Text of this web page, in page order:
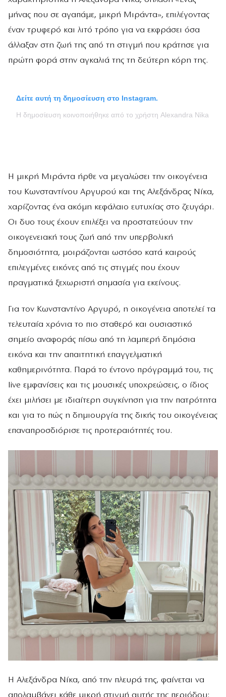
μήνας που σε αγαπάμε, μικρή Μιράντα», επιλέγοντας
έναν τρυφερό και λιτό τρόπο για να εκφράσει όσα
άλλαξαν στη ζωή της από τη στιγμή που κράτησε για
πρώτη φορά στην αγκαλιά της τη δεύτερη κόρη της.
Δείτε αυτή τη δημοσίευση στο Instagram.
Η δημοσίευση κοινοποιήθηκε από το χρήστη Alexandra Nika
Η μικρή Μιράντα ήρθε να μεγαλώσει την οικογένεια
του Κωνσταντίνου Αργυρού και της Αλεξάνδρας Νίκα,
χαρίζοντας ένα ακόμη κεφάλαιο ευτυχίας στο ζευγάρι.
Οι δυο τους έχουν επιλέξει να προστατεύουν την
οικογενειακή τους ζωή από την υπερβολική
δημοσιότητα, μοιράζονται ωστόσο κατά καιρούς
επιλεγμένες εικόνες από τις στιγμές που έχουν
πραγματικά ξεχωριστή σημασία για εκείνους.
Για τον Κωνσταντίνο Αργυρό, η οικογένεια αποτελεί τα
τελευταία χρόνια το πιο σταθερό και ουσιαστικό
σημείο αναφοράς πίσω από τη λαμπερή δημόσια
εικόνα και την απαιτητική επαγγελματική
καθημερινότητα. Παρά το έντονο πρόγραμμά του, τις
live εμφανίσεις και τις μουσικές υποχρεώσεις, ο ίδιος
έχει μιλήσει με ιδιαίτερη συγκίνηση για την πατρότητα
και για το πώς η δημιουργία της δικής του οικογένειας
επαναπροσδιόρισε τις προτεραιότητές του.
Η Αλεξάνδρα Νίκα, από την πλευρά της, φαίνεται να